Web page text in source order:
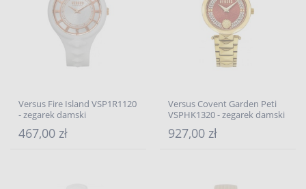
Versus Fire Island VSP1R1120
- zegarek damski
467,00 zł
Versus Covent Garden Peti
VSPHK1320 - zegarek damski
927,00 zł